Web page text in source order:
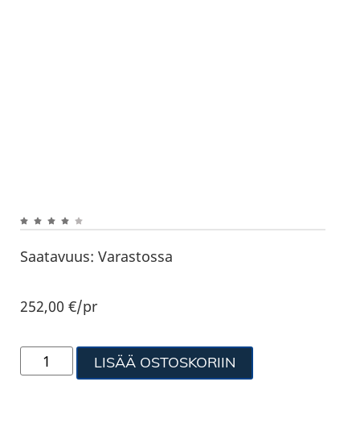
Saatavuus: Varastossa
252,00€/pr
LISÄÄ OSTOSKORIIN